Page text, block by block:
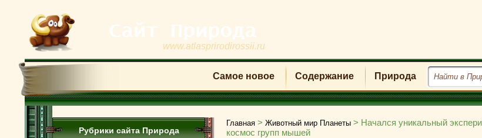
www.atlasprirodirossii.ru
Самое новое Содержание Природа
Рубрики сайта Природа
Главная > Животный мир Планеты > Начался уникальный
космос групп мышей